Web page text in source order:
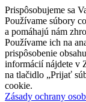
Prispôsobujeme sa
Používame súbory
a pomáhajú nám
Používame ich na
prispôsobenie
informácií nájdete v
na tlačidlo „Prijať
cookie.
Zásady ochrany